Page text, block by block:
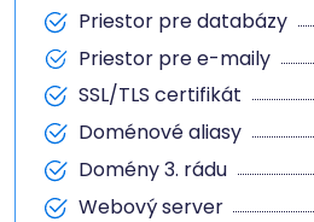
Priestor pre databázy
Priestor pre e-maily
SSL/TLS certifikát
Doménové aliasy
Domény 3. rádu
Webový server